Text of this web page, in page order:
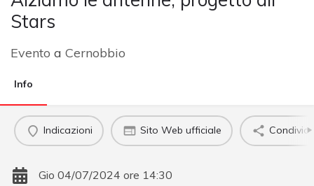
Stars
Evento a Cernobbio
Info
Indicazioni Sito Web ufficiale Condividi
Gio 04/07/2024 ore 14:30